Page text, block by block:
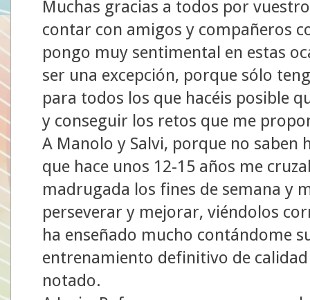
Muchas gracias a todos por
contar con amigos y compañeros
pongo muy sentimental en estas
ser una excepción, porque sólo
para todos los que hacéis posible
y conseguir los retos que me
A Manolo y Salvi, porque no
que hace unos 12-15 años me
madrugada los fines de semana y
perseverar y mejorar, viéndolos
ha enseñado mucho contándome
entrenamiento definitivo de
notado.